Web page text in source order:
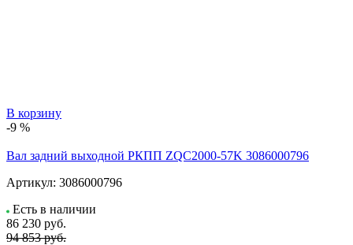
В корзину
-9 %
Вал задний выходной РКПП ZQC2000-57K 3086000796
Артикул: 3086000796
Есть в наличии
86 230 руб.
94 853 руб.